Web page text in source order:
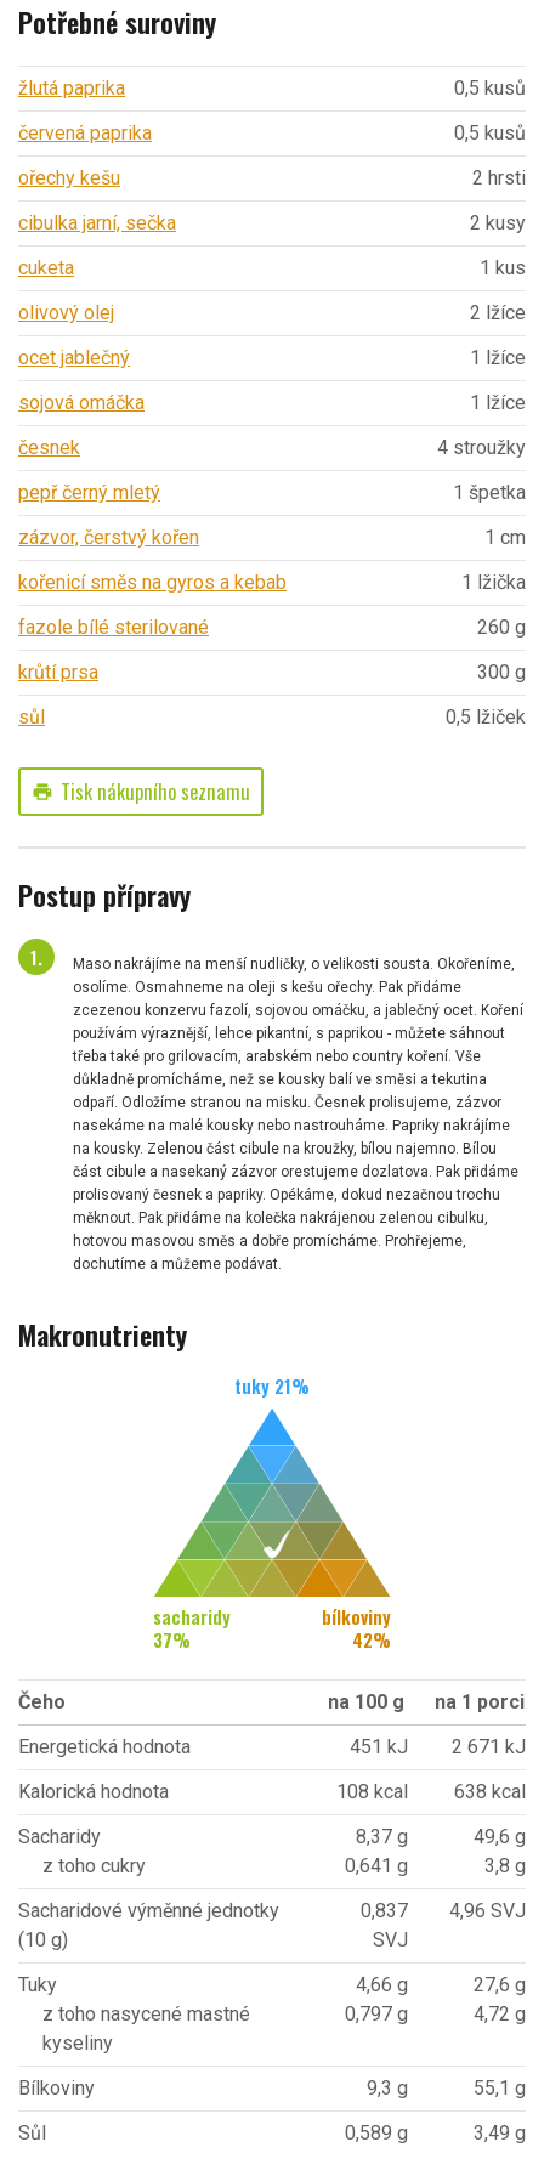
Potřebné suroviny
žlutá paprika
0,5 kusů
červená paprika
0,5 kusů
ořechy kešu
2 hrsti
cibulka jarní, sečka
2 kusy
cuketa
1 kus
olivový olej
2 lžíce
ocet jablečný
1 lžíce
sojová omáčka
1 lžíce
česnek
4 stroužky
pepř černý mletý
1 špetka
zázvor, čerstvý kořen
1 cm
kořenicí směs na gyros a kebab
1 lžička
fazole bílé sterilované
260 g
krůtí prsa
300 g
sůl
0,5 lžiček
print Tisk nákupního seznamu
Postup přípravy
Maso nakrájíme na menší nudličky, o velikosti sousta. Okořeníme,
osolíme. Osmahneme na oleji s kešu ořechy. Pak přidáme
zcezenou konzervu fazolí, sojovou omáčku, a jablečný ocet. Koření
používám výraznější, lehce pikantní, s paprikou - můžete sáhnout
třeba také pro grilovacím, arabském nebo country koření. Vše
důkladně promícháme, než se kousky balí ve směsi a tekutina
odpaří. Odložíme stranou na misku. Česnek prolisujeme, zázvor
nasekáme na malé kousky nebo nastrouháme. Papriky nakrájíme
na kousky. Zelenou část cibule na kroužky, bílou najemno. Bílou
část cibule a nasekaný zázvor orestujeme dozlatova. Pak přidáme
prolisovaný česnek a papriky. Opékáme, dokud nezačnou trochu
měknout. Pak přidáme na kolečka nakrájenou zelenou cibulku,
hotovou masovou směs a dobře promícháme. Prohřejeme,
dochutíme a můžeme podávat.
Makronutrienty
tuky 21%
sacharidy
37%
bílkoviny
42%
Čeho na 100 g
na 1 porci
Energetická hodnota
451 kJ
2 671 kJ
Kalorická hodnota
108 kcal
638 kcal
Sacharidy
z toho cukry
8,37 g
0,641 g
49,6 g
3,8 g
Sacharidové výměnné jednotky
(10 g)
0,837
SVJ
4,96 SVJ
Tuky
z toho nasycené mastné
kyseliny
4,66 g
0,797 g
27,6 g
4,72 g
Bílkoviny 9,3 g
55,1 g
Sůl
0,589 g 3,49 g